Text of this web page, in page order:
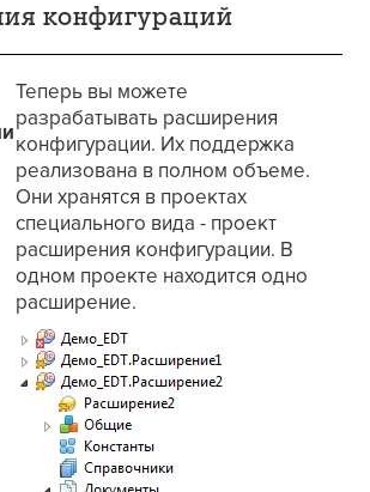
конфигураций
Теперь вы можете
разрабатывать расширения
конфигурации. Их поддержка
реализована в полном объеме.
Они хранятся в проектах
специального вида - проект
расширения конфигурации. В
одном проекте находится одно
расширение.